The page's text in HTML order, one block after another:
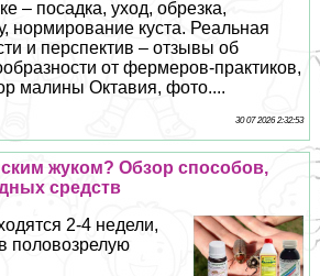
– посадка, уход, обрезка,
нормирование куста. Реальная
и перспектив – отзывы об
от фермеров-пpaктиков,
малины Октавия, фото....
30 07 2026 2:32:53
жуком? Обзор способов,
средств
2-4 недели,
пoлoвoзрелую